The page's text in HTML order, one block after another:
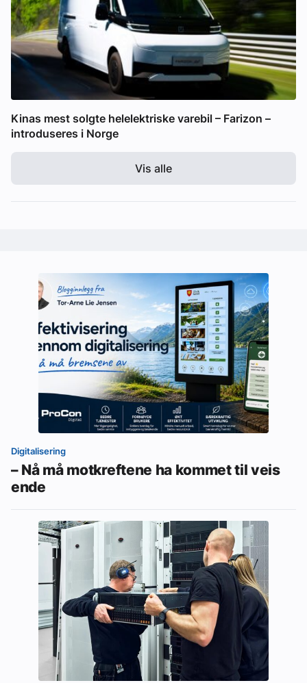
Kinas mest solgte helelektriske varebil – Farizon –
introduseres i Norge
Vis alle
Digitalisering
– Nå må motkreftene ha kommet til veis
ende